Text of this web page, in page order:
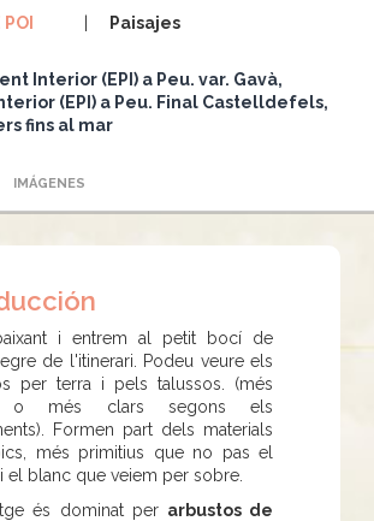
Paisajes
Interior (EPI) a Peu. var. Gavà
(EPI) a Peu. Final Castelldefels
fins al mar
IMÁGENES
i entrem al petit bocí de
de l'itinerari. Podeu veure els
per terra i pels talussos. (més
o més clars segons els
Formen part dels materials
més primitius que no pas el
el blanc que veiem per sobre.
és dominat per arbustos de